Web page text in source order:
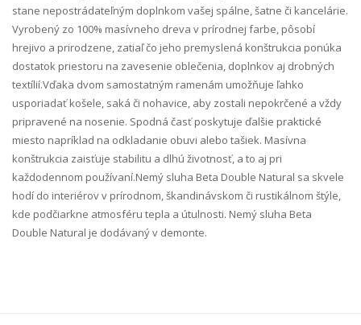
stane nepostrádateľným doplnkom vašej spálne, šatne či kancelárie.
Vyrobený zo 100% masívneho dreva v prírodnej farbe, pôsobí
hrejivo a prirodzene, zatiaľ čo jeho premyslená konštrukcia ponúka
dostatok priestoru na zavesenie oblečenia, doplnkov aj drobných
textílií.Vďaka dvom samostatným ramenám umožňuje ľahko
usporiadať košele, saká či nohavice, aby zostali nepokrčené a vždy
pripravené na nosenie. Spodná časť poskytuje ďalšie praktické
miesto napríklad na odkladanie obuvi alebo tašiek. Masívna
konštrukcia zaisťuje stabilitu a dlhú životnosť, a to aj pri
každodennom používaní.Nemý sluha Beta Double Natural sa skvele
hodí do interiérov v prírodnom, škandinávskom či rustikálnom štýle,
kde podčiarkne atmosféru tepla a útulnosti. Nemý sluha Beta
Double Natural je dodávaný v demonte.